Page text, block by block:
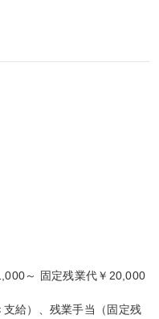
～ 固定残業代￥20,000
給）、残業手当（固定残